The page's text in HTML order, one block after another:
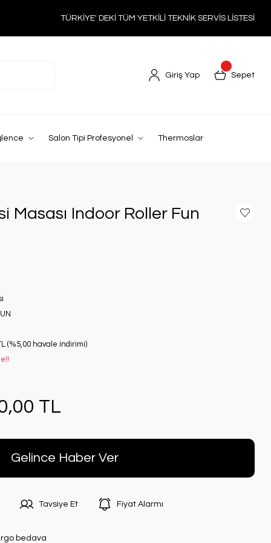
TÜRKİYE' DEKİ TÜM YETKİLİ TEKNİK SERVİS LİSTESİ
Giriş Yap Sepet
Salon Tipi Profesyonel Thermoslar
Masası Indoor Roller Fun
(%5,00 havale indirimi)
TL
Gelince Haber Ver
Tavsiye Et Fiyat Alarmı
bedava